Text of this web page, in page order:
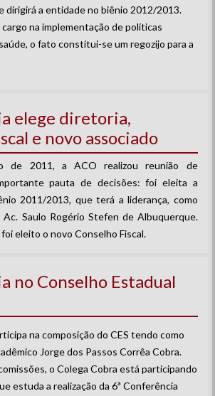
dirigirá a entidade no biênio 2012/2013.
na implementação de políticas
o fato constitui-se um regozijo para a
elege diretoria,
e novo associado
de 2011, a ACO realizou reunião de
pauta de decisões: foi eleita a
2011/2013, que terá a liderança, como
Saulo Rogério Stefen de Albuquerque.
eleito o novo Conselho Fiscal.
no Conselho Estadual
na composição do CES tendo como
Jorge dos Passos Corrêa Cobra.
o Colega Cobra está participando
estuda a realização da 6ª Conferência